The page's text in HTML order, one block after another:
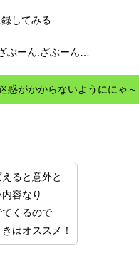
してみる
ぶーん.ざぶーん…
惑がかからないようににゃ～
ると意外と
容なり
くるので
はオススメ！